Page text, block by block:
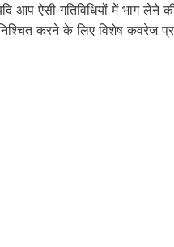
आप ऐसी गतिविधियों में भाग लेने
करने के लिए विशेष कवरेज